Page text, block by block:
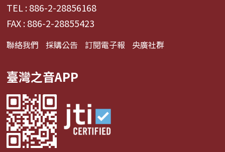
TEL : 886-2-28856168
FAX : 886-2-28855423
聯絡我們 採購公告 訂閱電子報 央廣社群
臺灣之音APP